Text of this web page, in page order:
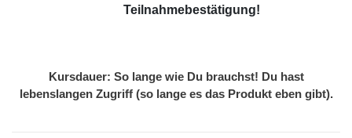
Teilnahmebestätigung!
Kursdauer: So lange wie Du brauchst! Du hast
lebenslangen Zugriff (so lange es das Produkt eben gibt).